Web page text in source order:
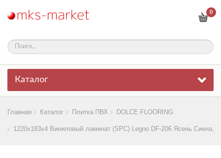
0
Каталог
Главная Каталог Плитка ПВХ DOLCE FLOORING
1220х183х4 Виниловый ламинат (SPC) Legno DF-206 Ясень Сиена,